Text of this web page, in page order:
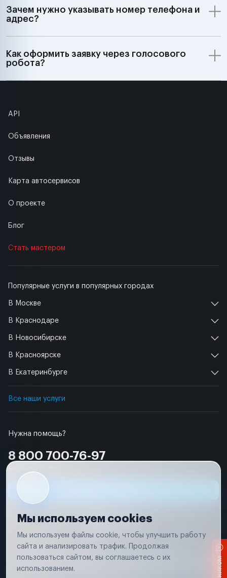
Зачем нужно указывать номер телефона и
адрес?
Как оформить заявку через голосового
робота?
Нужна помощь?
8 800 700-76-97
Популярные услуги в популярных городах
В Москве
В Краснодаре
В Новосибирске
В Красноярске
В Екатеринбурге
Все наши услуги
API
Объявления
Отзывы
Карта автосервисов
О проекте
Блог
Стать мастером
Условия использования
Удаление аккаунта
Вся информация, представленная на сайте, носит исключительно
соответствии с положениями статьи 437 (п. 2) Гражданского кодекса
Мы используем cookies
Мы используем файлы cookie, чтобы улучшить работу
сайта и анализировать трафик. Продолжая
пользоваться сайтом, вы соглашаетесь с их
использованием.